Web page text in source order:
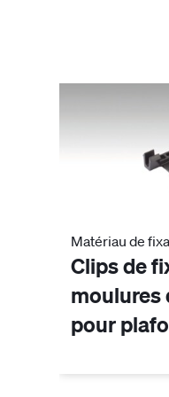
Matériau de
Clips de
moulures
pour